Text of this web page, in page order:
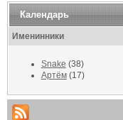
Календарь
Именинники
Snake (38)
Артём(17)